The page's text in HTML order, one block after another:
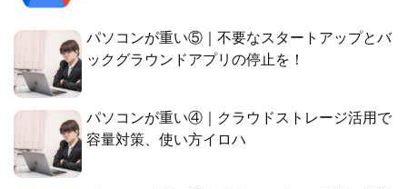
パソコンが重い⑤｜不要なスタートアップとバ
ックグラウンドアプリの停止を！
パソコンが重い④｜クラウドストレージ活用で
容量対策、使い方イロハ